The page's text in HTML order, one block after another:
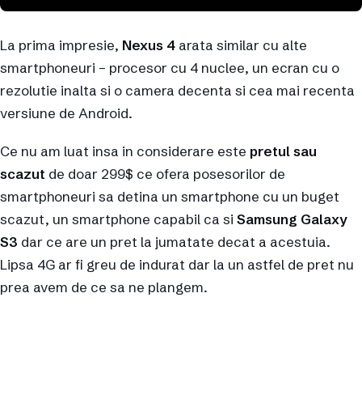
La prima impresie, Nexus 4 arata similar cu alte
smartphoneuri – procesor cu 4 nuclee, un ecran cu o
rezolutie inalta si o camera decenta si cea mai recenta
versiune de Android.
Ce nu am luat insa in considerare este pretul sau
scazut de doar 299$ ce ofera posesorilor de
smartphoneuri sa detina un smartphone cu un buget
scazut, un smartphone capabil ca si Samsung Galaxy
S3 dar ce are un pret la jumatate decat a acestuia.
Lipsa 4G ar fi greu de indurat dar la un astfel de pret nu
prea avem de ce sa ne plangem.